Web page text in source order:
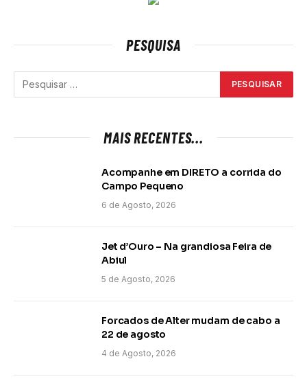
PESQUISA
MAIS RECENTES...
Acompanhe em DIRETO a corrida do
Campo Pequeno
6 de Agosto, 2026
Jet d’Ouro – Na grandiosa Feira de
Abiul
5 de Agosto, 2026
Forcados de Alter mudam de cabo a
22 de agosto
4 de Agosto, 2026